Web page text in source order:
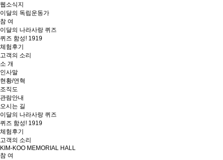
웹소식지
이달의 독립운동가
참 여
이달의 나라사랑 퀴즈
퀴즈 함성! 1919
체험후기
고객의 소리
소 개
인사말
현황/연혁
조직도
관람안내
오시는 길
이달의 나라사랑 퀴즈
퀴즈 함성! 1919
체험후기
고객의 소리
KIM-KOO MEMORIAL HALL
참 여